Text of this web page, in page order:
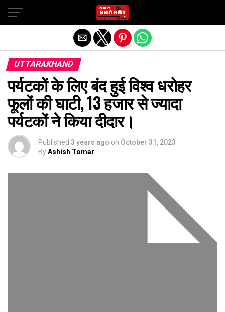
UTTARAKHAND
पर्यटकों के लिए बंद हुई विश्व धरोहर
फूलों की घाटी, 13 हजार से ज्यादा
पर्यटकों ने किया दीदार।
Published 3 years ago on October 31, 2023
ByAshish Tomar
Exit mobile version